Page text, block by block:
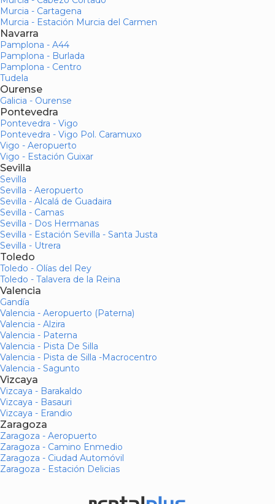
Murcia - Cartagena
Murcia - Estación Murcia del Carmen
Navarra
Pamplona - A44
Pamplona - Burlada
Pamplona - Centro
Tudela
Ourense
Galicia - Ourense
Pontevedra
Pontevedra - Vigo
Pontevedra - Vigo Pol. Caramuxo
Vigo - Aeropuerto
Vigo - Estación Guixar
Sevilla
Sevilla
Sevilla - Aeropuerto
Sevilla - Alcalá de Guadaira
Sevilla - Camas
Sevilla - Dos Hermanas
Sevilla - Estación Sevilla - Santa Justa
Sevilla - Utrera
Toledo
Toledo - Olías del Rey
Toledo - Talavera de la Reina
Valencia
Gandía
Valencia - Aeropuerto (Paterna)
Valencia - Alzira
Valencia - Paterna
Valencia - Pista De Silla
Valencia - Pista de Silla -Macrocentro
Valencia - Sagunto
Vizcaya
Vizcaya - Barakaldo
Vizcaya - Basauri
Vizcaya - Erandio
Zaragoza
Zaragoza - Aeropuerto
Zaragoza - Camino Enmedio
Zaragoza - Ciudad Automóvil
Zaragoza - Estación Delicias